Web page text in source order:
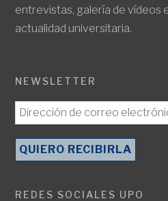
entrevistas, galería de vídeos
actualidad universitaria.
NEWSLETTER
REDES SOCIALES UPO